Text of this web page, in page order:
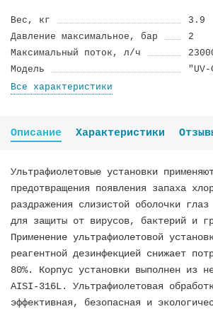
Вес, кг
3.9
Давление максимальное, бар
2
Максимальный поток, л/ч
Модель
"UV-
Все характеристики
Описание Характеристики
Ультрафиолетовые установки
предотвращения появления запаха
раздражения слизистой оболочки
для защиты от вирусов, бактерий и
Применение ультрафиолетовой
реагентной дезинфекцией снижает
80%. Корпус установки выполнен из
AISI-316L. Ультрафиолетовая
эффективная, безопасная и